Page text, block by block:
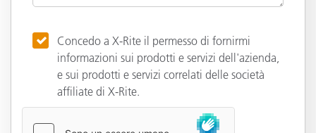
Concedo a X-Rite il permesso di fornirmi
informazioni sui prodotti e servizi dell'azienda,
e sui prodotti e servizi correlati delle società
affiliate di X-Rite.